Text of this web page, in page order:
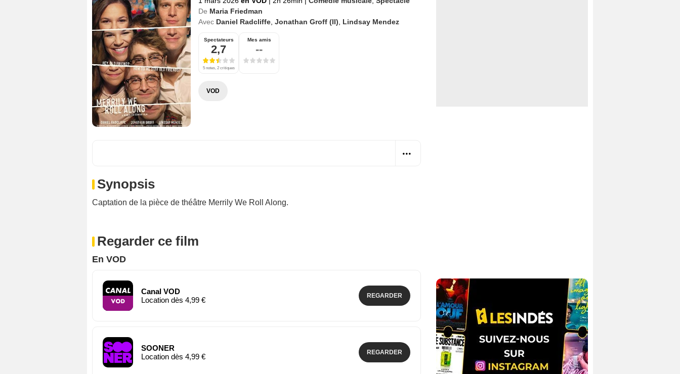
De Maria Friedman
Avec Daniel Radcliffe Jonathan Groff (II) Lindsay Mendez
Spectateurs
2,7
5 notes, 2 critiques
Mes amis
--
VOD
Synopsis
Captation de la pièce de théâtre Merrily We Roll Along.
Regarder ce film
En VOD
Canal VOD
Location dès 4,99 €
REGARDER
SOONER
Location dès 4,99 €
REGARDER